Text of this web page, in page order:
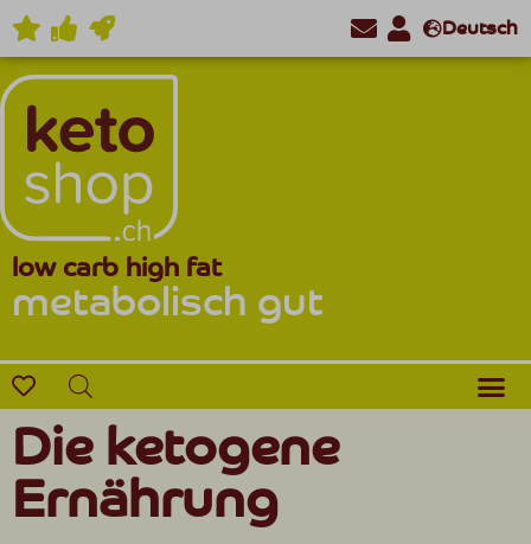
Deutsch
low carb high fat
metabolisch gut
Die ketogene
Ernährung